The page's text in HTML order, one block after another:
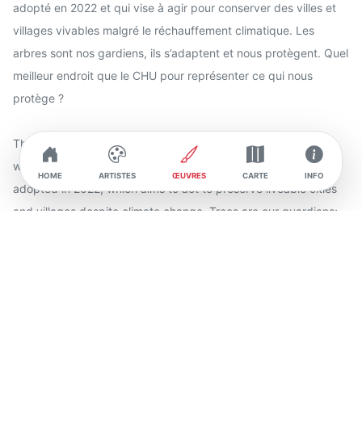
HOME ARTISTES ŒUVRES CARTE INFO
adopté en 2022 et qui vise à agir pour conserver des villes et
villages vivables malgré le réchauffement climatique. Les
arbres sont nos gardiens, ils s’adaptent et nous protègent. Quel
meilleur endroit que le CHU pour représenter ce qui nous
protège ?
This tree symbolises the power and strength of a metropolis
when it unites its forces. It is the emblem of the Canopy Plan
adopted in 2022, which aims to act to preserve liveable cities
and villages despite climate change. Trees are our guardians;